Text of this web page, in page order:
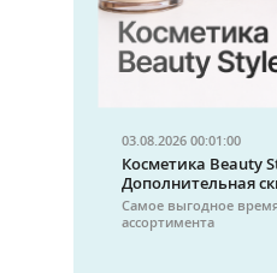
03.08.2026 00:01:00
Косметика Beauty
Дополнительная
Самое выгодное
ассортимента